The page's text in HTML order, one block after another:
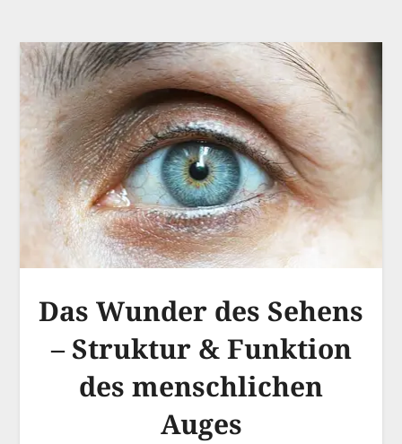
Das Wunder des Sehens
– Struktur & Funktion
des menschlichen
Auges